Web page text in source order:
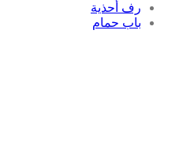
رف أحذية
باب حمام